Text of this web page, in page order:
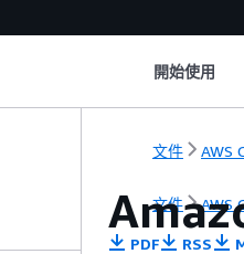
開始使用
文件 AWS
文件 AWS
PDF RSS